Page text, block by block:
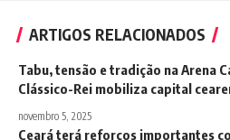
ARTIGOS RELACIONADOS
Tabu, tensão e tradição na Arena
Clássico-Rei mobiliza capital
novembro 5, 2025
Ceará terá reforços importantes